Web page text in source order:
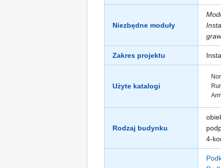
Niezbędne moduły
Zakres projektu
Użyte katalogi
Rodzaj budynku
4-